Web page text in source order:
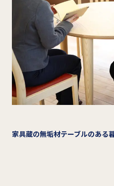
家具蔵の無垢材テーブルのある